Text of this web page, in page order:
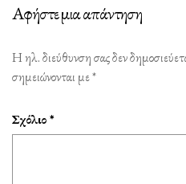
Αφήστε μια απάντηση
Η ηλ. διεύθυνση σας δεν
σημειώνονται με*
Σχόλιο*